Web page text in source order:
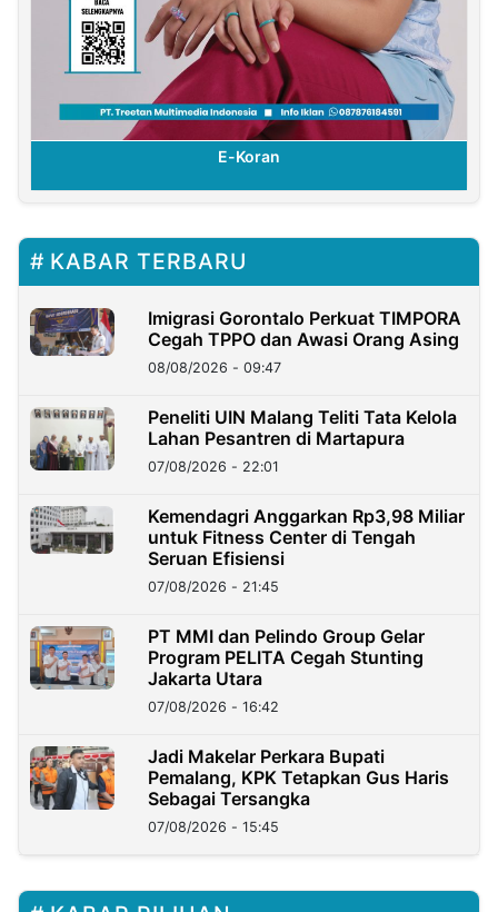
E-Koran
KABAR TERBARU
Imigrasi Gorontalo Perkuat TIMPORA
Cegah TPPO dan Awasi Orang Asing
08/08/2026 - 09:47
Peneliti UIN Malang Teliti Tata Kelola
Lahan Pesantren di Martapura
07/08/2026 - 22:01
Kemendagri Anggarkan Rp3,98 Miliar
untuk Fitness Center di Tengah
Seruan Efisiensi
07/08/2026 - 21:45
PT MMI dan Pelindo Group Gelar
Program PELITA Cegah Stunting
Jakarta Utara
07/08/2026 - 16:42
Jadi Makelar Perkara Bupati
Pemalang, KPK Tetapkan Gus Haris
Sebagai Tersangka
07/08/2026 - 15:45